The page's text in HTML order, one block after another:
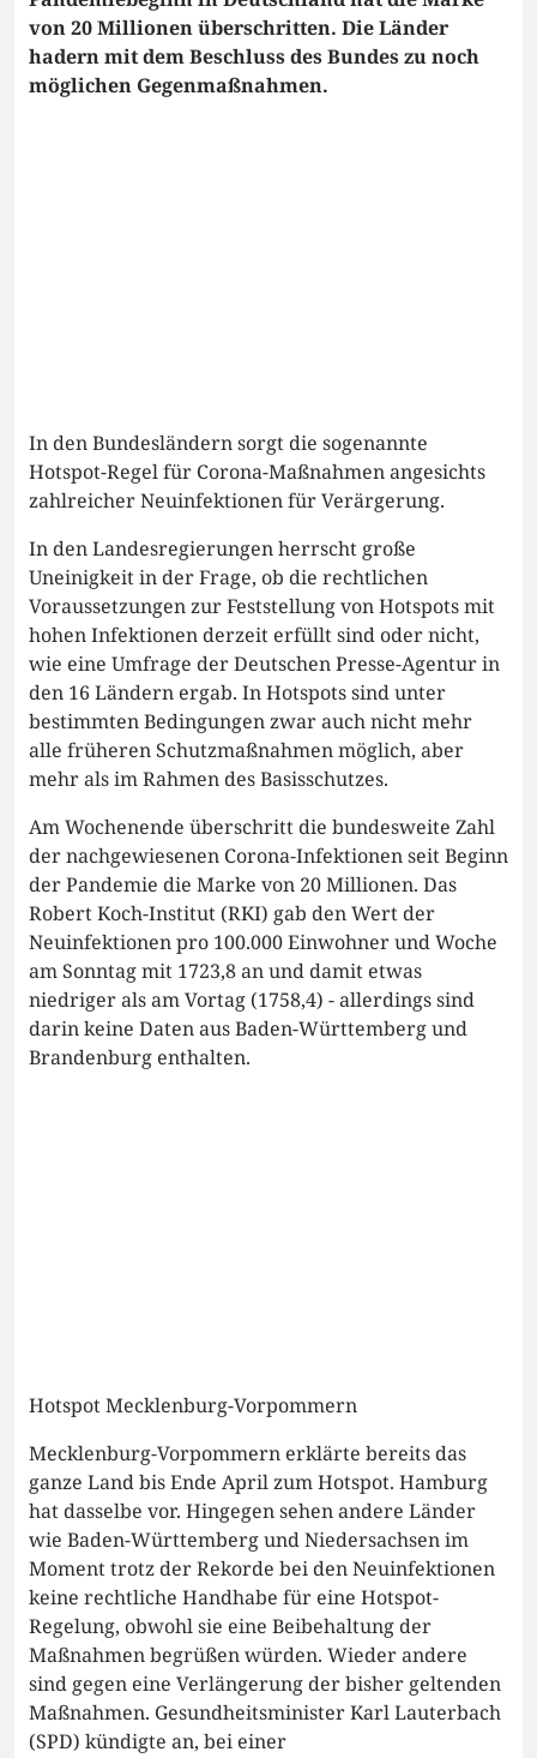
von 20 Millionen überschritten. Die Länder
hadern mit dem Beschluss des Bundes zu noch
möglichen Gegenmaßnahmen.
In den Bundesländern sorgt die sogenannte
Hotspot-Regel für Corona-Maßnahmen angesichts
zahlreicher Neuinfektionen für Verärgerung.
In den Landesregierungen herrscht große
Uneinigkeit in der Frage, ob die rechtlichen
Voraussetzungen zur Feststellung von Hotspots mit
hohen Infektionen derzeit erfüllt sind oder nicht,
wie eine Umfrage der Deutschen Presse-Agentur in
den 16 Ländern ergab. In Hotspots sind unter
bestimmten Bedingungen zwar auch nicht mehr
alle früheren Schutzmaßnahmen möglich, aber
mehr als im Rahmen des Basisschutzes.
Am Wochenende überschritt die bundesweite Zahl
der nachgewiesenen Corona-Infektionen seit Beginn
der Pandemie die Marke von 20 Millionen. Das
Robert Koch-Institut (RKI) gab den Wert der
Neuinfektionen pro 100.000 Einwohner und Woche
am Sonntag mit 1723,8 an und damit etwas
niedriger als am Vortag (1758,4) - allerdings sind
darin keine Daten aus Baden-Württemberg und
Brandenburg enthalten.
Hotspot Mecklenburg-Vorpommern
Mecklenburg-Vorpommern erklärte bereits das
ganze Land bis Ende April zum Hotspot. Hamburg
hat dasselbe vor. Hingegen sehen andere Länder
wie Baden-Württemberg und Niedersachsen im
Moment trotz der Rekorde bei den Neuinfektionen
keine rechtliche Handhabe für eine Hotspot-
Regelung, obwohl sie eine Beibehaltung der
Maßnahmen begrüßen würden. Wieder andere
sind gegen eine Verlängerung der bisher geltenden
Maßnahmen. Gesundheitsminister Karl Lauterbach
(SPD) kündigte an, bei einer